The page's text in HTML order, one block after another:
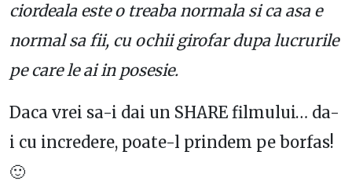
ciordeala este o treaba normala si ca asa e
normal sa fii, cu ochii girofar dupa lucrurile
pe care le ai in posesie.
Daca vrei sa-i dai un SHARE filmului… da-
i cu incredere, poate-l prindem pe borfas!
🙂